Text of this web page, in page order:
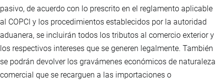
pasivo, de acuerdo con lo prescrito en el reglamento aplicable
al COPCI y los procedimientos establecidos por la autoridad
aduanera, se incluirán todos los tributos al comercio exterior y
los respectivos intereses que se generen legalmente. También
se podrán devolver los gravámenes económicos de naturaleza
comercial que se recarguen a las importaciones o